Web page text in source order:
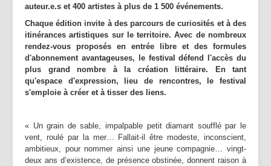
auteur.e.s et 400 artistes à plus de 1 500 événements.
Chaque édition invite à des parcours de curiosités et à des
itinérances artistiques sur le territoire. Avec de nombreux
rendez-vous proposés en entrée libre et des formules
d'abonnement avantageuses, le festival défend l'accès du
plus grand nombre à la création littéraire. En tant
qu'espace d'expression, lieu de rencontres, le festival
s'emploie à créer et à tisser des liens.
« Un grain de sable, impalpable petit diamant soufflé par le
vent, roulé par la mer… Fallait-il être modeste, inconscient,
ambitieux, pour nommer ainsi une jeune compagnie… vingt-
deux ans d’existence, de présence obstinée, donnent raison à